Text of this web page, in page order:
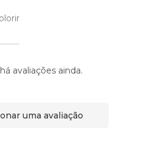
avaliações ainda.
uma avaliação